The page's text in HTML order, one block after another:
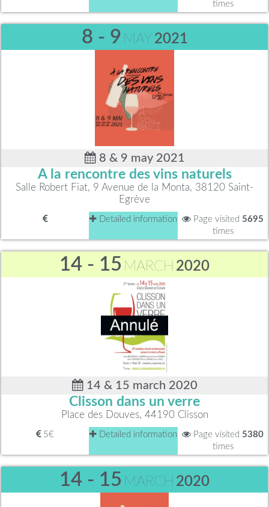
times
8 - 9 MAY 2021
8 & 9 may 2021
A la rencontre des vins naturels
Salle Robert Fiat, 9 Avenue de la Monta, 38120 Saint-
Egrève
Detailed information Page visited 5695
times
14 - 15 MARCH 2020
14 & 15 march 2020
Clisson dans un verre
Place des Douves, 44190 Clisson
5€ Detailed information Page visited 5380
times
14 - 15 MARCH 2020